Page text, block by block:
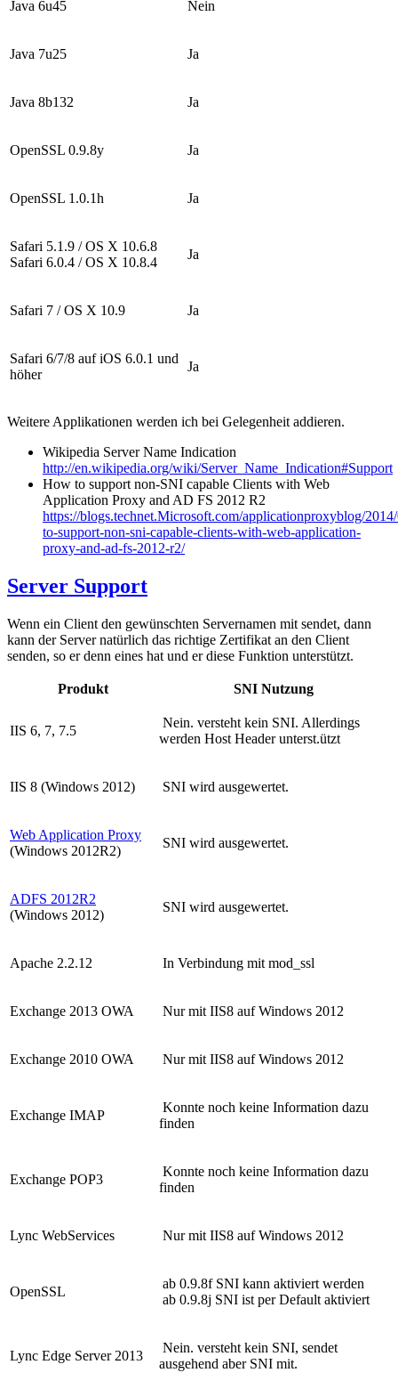
Java 6u45 Nein
Java 7u25 Ja
Java 8b132 Ja
OpenSSL 0.9.8y Ja
OpenSSL 1.0.1h Ja
Safari 5.1.9 / OS X 10.6.8
Safari 6.0.4 / OS X 10.8.4
Ja
Safari 7 / OS X 10.9 Ja
Safari 6/7/8 auf iOS 6.0.1 und
höher
Ja
Weitere Applikationen werden ich bei Gelegenheit addieren.
Wikipedia Server Name Indication
http://en.wikipedia.org/wiki/Server_Name_Indication#Support
How to support non-SNI capable Clients with Web
Application Proxy and AD FS 2012 R2
https://blogs.technet.Microsoft.com/applicationproxyblog/
to-support-non-sni-capable-clients-with-web-application-
proxy-and-ad-fs-2012-r2/
Server Support
Wenn ein Client den gewünschten Servernamen mit sendet, dann
kann der Server natürlich das richtige Zertifikat an den Client
senden, so er denn eines hat und er diese Funktion unterstützt.
Produkt SNI Nutzung
IIS 6, 7, 7.5
Nein. versteht kein SNI. Allerdings
werden Host Header unterst.ützt
IIS 8 (Windows 2012) SNI wird ausgewertet.
Web Application Proxy
(Windows 2012R2)
SNI wird ausgewertet.
ADFS 2012R2
(Windows 2012)
SNI wird ausgewertet.
Apache 2.2.12 In Verbindung mit mod_ssl
Exchange 2013 OWA Nur mit IIS8 auf Windows 2012
Exchange 2010 OWA Nur mit IIS8 auf Windows 2012
Exchange IMAP
Konnte noch keine Information dazu
finden
Exchange POP3
Konnte noch keine Information dazu
finden
Lync WebServices Nur mit IIS8 auf Windows 2012
OpenSSL
ab 0.9.8f SNI kann aktiviert werden
ab 0.9.8j SNI ist per Default aktiviert
Lync Edge Server 2013
Nein. versteht kein SNI, sendet
ausgehend aber SNI mit.